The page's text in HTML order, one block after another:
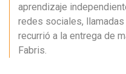
aprendizaje
redes sociales,
recurrió a la entrega de
Fabris.